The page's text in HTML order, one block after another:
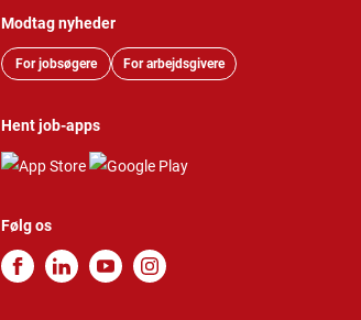
Modtag nyheder
For jobsøgere For arbejdsgivere
Hent job-apps
Følg os